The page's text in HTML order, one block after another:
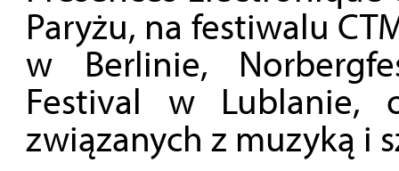
Paryżu, na festiwalu
w Berlinie,
Festival w Lublanie,
związanych z muzyką i